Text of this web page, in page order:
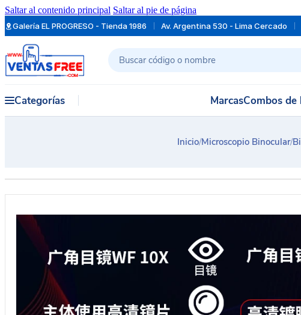
Saltar al contenido principal Saltar al pie de página
Galería EL PROGRESO - Tienda 1986 Av. Argentina 530 - Lima Cercado
Buscar
Categorías MarcasCombos
Inicio/Microscopio Binocular/